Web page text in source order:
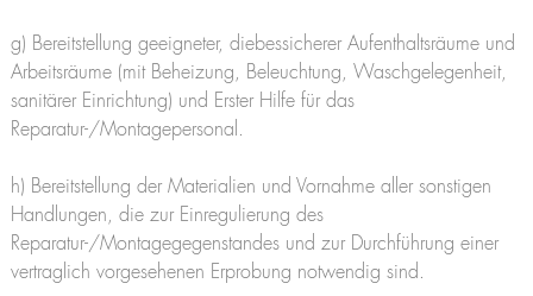
g) Bereitstellung geeigneter, diebessicherer Aufenthaltsräume und
Arbeitsräume (mit Beheizung, Beleuchtung, Waschgelegenheit,
sanitärer Einrichtung) und Erster Hilfe für das
Reparatur-/Montagepersonal.
h) Bereitstellung der Materialien und Vornahme aller sonstigen
Handlungen, die zur Einregulierung des
Reparatur-/Montagegegenstandes und zur Durchführung einer
vertraglich vorgesehenen Erprobung notwendig sind.